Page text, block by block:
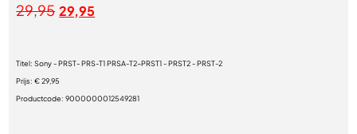
29,95 29,95
Titel:Sony - PRST- PRS-T1 PRSA-T2-PRST1 - PRST2 - PRST-2
Prijs:€ 29,95
Productcode:9000000012549281